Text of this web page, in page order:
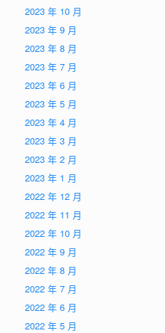
2023 年 10 月
2023 年 9 月
2023 年 8 月
2023 年 7 月
2023 年 6 月
2023 年 5 月
2023 年 4 月
2023 年 3 月
2023 年 2 月
2023 年 1 月
2022 年 12 月
2022 年 11 月
2022 年 10 月
2022 年 9 月
2022 年 8 月
2022 年 7 月
2022 年 6 月
2022 年 5 月